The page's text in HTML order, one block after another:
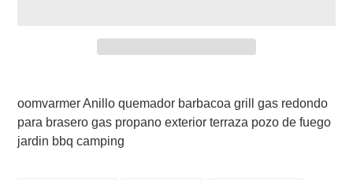
a
tu
oomvarmer Anillo quemador barbacoa grill gas redondo
para brasero gas propano exterior terraza pozo de fuego
jardin bbq camping